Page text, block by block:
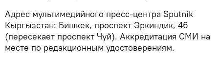
Адрес мультимедийного пресс-центра Sputnik
Кыргызстан: Бишкек, проспект Эркиндик, 46
(пересекает проспект Чуй). Аккредитация СМИ на
месте по редакционным удостоверениям.